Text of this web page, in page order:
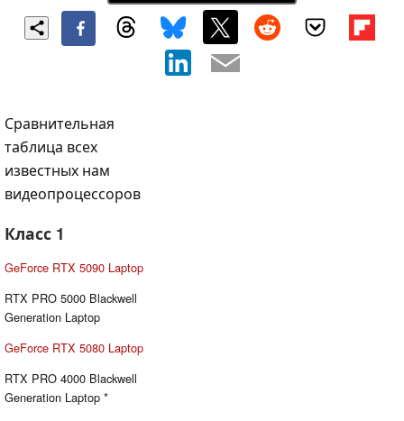
Сравнительная
таблица всех
известных нам
видеопроцессоров
Класс 1
GeForce RTX 5090 Laptop
RTX PRO 5000 Blackwell
Generation Laptop
GeForce RTX 5080 Laptop
RTX PRO 4000 Blackwell
Generation Laptop *